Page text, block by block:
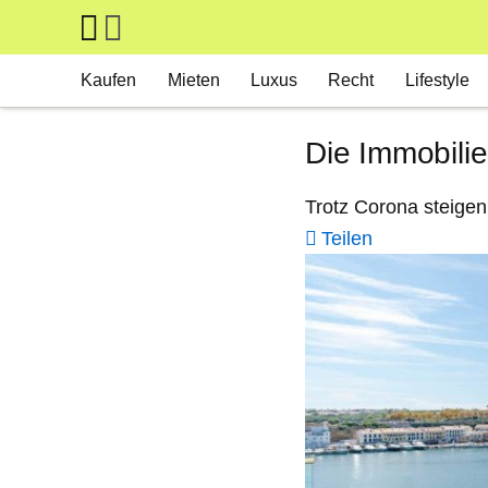
Skip to main content
Kaufen Mieten Luxus Recht Lifestyle
Die
Trotz Corona
Teilen